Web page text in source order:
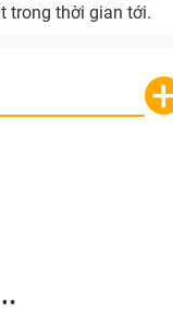
trong thời gian tới.